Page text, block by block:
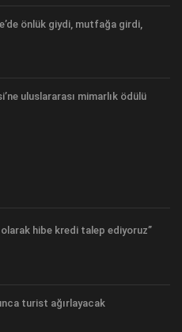
önlük giydi, mutfağa girdi,
uluslararası mimarlık ödülü
hibe kredi talep ediyoruz”
turist ağırlayacak